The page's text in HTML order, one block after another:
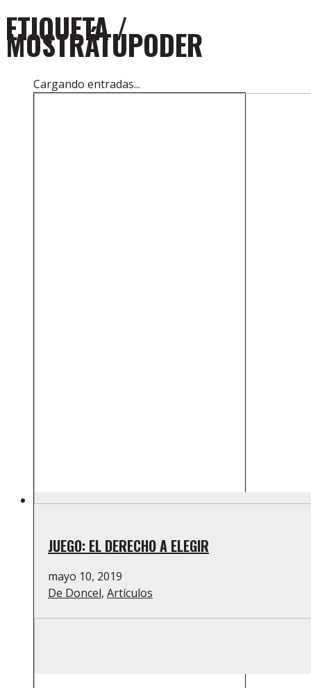
ETIQUETA /
MOSTRÁTUPODER
Cargando entradas...
JUEGO: EL DERECHO A ELEGIR
mayo 10, 2019
De Doncel, Artículos